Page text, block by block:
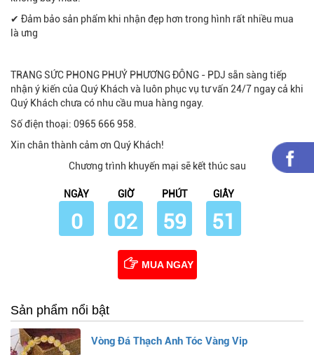
✔ Đảm bảo sản phẩm khi nhận đẹp hơn trong hình rất nhiều mua
là ưng
TRANG SỨC PHONG PHUỶ PHƯƠNG ĐÔNG - PDJ sẵn sàng tiếp
nhận ý kiến của Quý Khách và luôn phục vụ tư vấn 24/7 ngay cả khi
Quý Khách chưa có nhu cầu mua hàng ngay.
Số điện thoại: 0965 666 958.
Xin chân thành cảm ơn Quý Khách!
Chương trình khuyến mại sẽ kết thúc sau
NGÀY
0
GIỜ
02
PHÚT
59
GIÂY
51
MUA NGAY
Sản phẩm nổi bật
Vòng Đá Thạch Anh Tóc Vàng Vip